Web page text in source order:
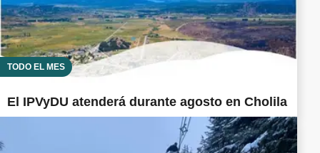
TODO EL MES
El IPVyDU atenderá durante agosto en Cholila